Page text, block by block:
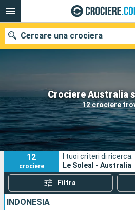
Crociere Australia
12 crociere
Cercare una crociera
Le nostre destinazioni
Mesi di partenza
Porti
Ricerca
12
crociere
I tuoi criteri di ricerca:
Le Soleal - Australia
Filtra
INDONESIA